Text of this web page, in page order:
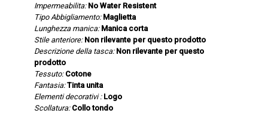
Impermeabilita: No Water Resistent
Tipo Abbigliamento: Maglietta
Lunghezza manica: Manica corta
Stile anteriore: Non rilevante per questo prodotto
Descrizione della tasca: Non rilevante per questo
prodotto
Tessuto: Cotone
Fantasia: Tinta unita
Elementi decorativi : Logo
Scollatura: Collo tondo